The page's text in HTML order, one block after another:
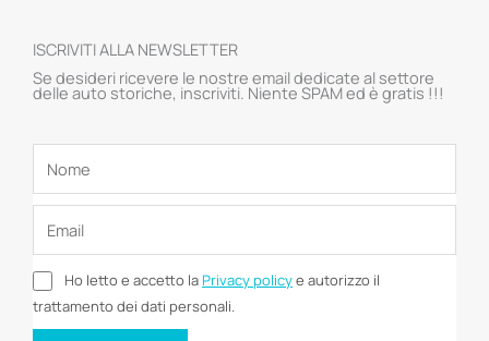
ISCRIVITI ALLA NEWSLETTER
Se desideri ricevere le nostre email dedicate al settore
delle auto storiche, inscriviti. Niente SPAM ed è gratis !!!
Ho letto e accetto laPrivacy policye autorizzo il
trattamento dei dati personali.